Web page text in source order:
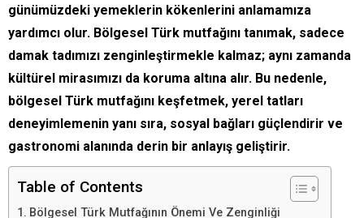
günümüzdeki yemeklerin kökenlerini anlamamıza
yardımcı olur. Bölgesel Türk mutfağını tanımak, sadece
damak tadımızı zenginleştirmekle kalmaz; aynı zamanda
kültürel mirasımızı da koruma altına alır. Bu nedenle,
bölgesel Türk mutfağını keşfetmek, yerel tatları
deneyimlemenin yanı sıra, sosyal bağları güçlendirir ve
gastronomi alanında derin bir anlayış geliştirir.
Table of Contents
Bölgesel Türk Mutfağının Önemi Ve Zenginliği